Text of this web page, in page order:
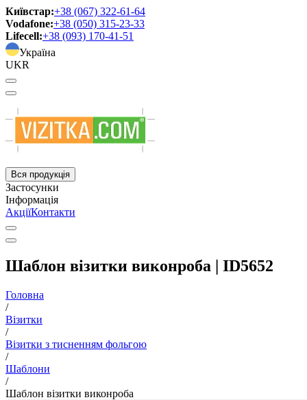
Київстар:+38 (067) 322-61-64
Vodafone:+38 (050) 315-23-33
Lifecell:+38 (093) 170-41-51
Україна
UKR
Вся продукція
Застосунки
Інформація
АкціїКонтакти
Шаблон візитки виконроба | ID5652
Головна
/
Візитки
/
Візитки з тисненням фольгою
/
Шаблони
/
Шаблон візитки виконроба